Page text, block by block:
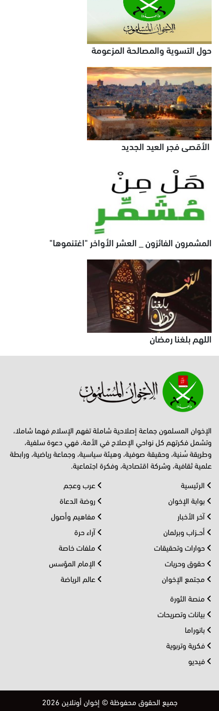
حول التسوية والمصالحة المزعومة
الأقصى فجر العيد الجديد
المشمرون الفائزون _ العشر الأواخر "اغتنموها"
اللهم بلغنا رمضان
الإخوان المسلمون جماعة إصلاحية شاملة تفهم الإسلام فهما شاملا،
وتشمل فكرتهم كل نواحي الإصلاح في الأمة، فهي دعوة سلفية،
وطريقة سُنية، وحقيقة صوفية، وهيئة سياسية، وجماعة رياضية، ورابطة
علمية ثقافية، وشركة اقتصادية، وفكرة اجتماعية.
الرئيسية
بوابة الإخوان
آخر الأخبار
أحــزاب وبرلمان
حوارات وتحقيقات
حقوق وحريات
مجتمع الإخوان
عرب وعجم
روضة الدعاة
مفاهيم وأصول
آراء حرة
ملفات خاصة
الإمام المؤسس
عالم الرياضة
منصة الثورة
بيانات وتصريحات
بانوراما
فكرية وتربوية
فيديو
جميع الحقوق محفوظة © إخوان أونلاين 2026